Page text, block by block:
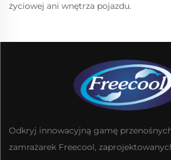
życiowej ani wnętrza pojazdu.
Odkryj innowacyjną gamę
zamrażarek Freecool,